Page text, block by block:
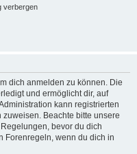
verbergen
dich anmelden zu können. Die
und ermöglicht dir, auf
kann registrierten
Beachte bitte unsere
bevor du dich
Forenregeln, wenn du dich in